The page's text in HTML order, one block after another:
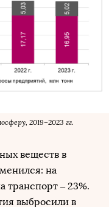
2019–2023 гг.
веществ в
на
транспорт – 23%.
выбросили в